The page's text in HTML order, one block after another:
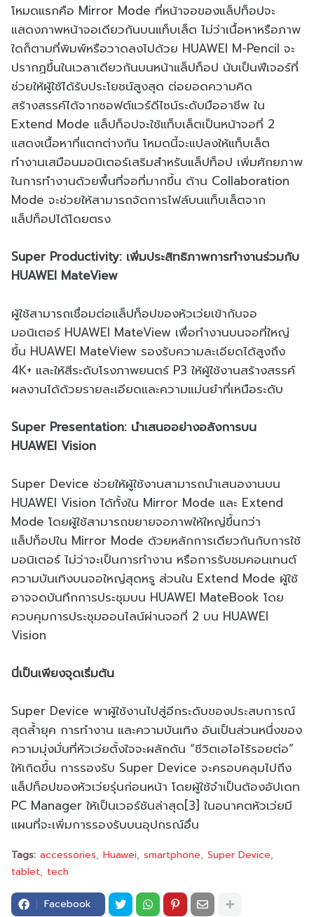
โหมดแรกคือ Mirror Mode ที่หน้าจอของแล็ปท็อปจะ
แสดงภาพหน้าจอเดียวกันบนแท็บเล็ต ไม่ว่าเนื้อหาหรือภาพ
ใดก็ตามที่พิมพ์หรือวาดลงไปด้วย HUAWEI M-Pencil จะ
ปรากฏขึ้นในเวลาเดียวกันบนหน้าแล็ปท็อป นับเป็นฟีเจอร์ที่
ช่วยให้ผู้ใช้ได้รับประโยชน์สูงสุด ต่อยอดความคิด
สร้างสรรค์ได้จากซอฟต์แวร์ดีไซน์ระดับมืออาชีพ ใน
Extend Mode แล็ปท็อปจะใช้แท็บเล็ตเป็นหน้าจอที่ 2
แสดงเนื้อหาที่แตกต่างกัน โหมดนี้จะแปลงให้แท็บเล็ต
ทำงานเสมือนมอนิเตอร์เสริมสำหรับแล็ปท็อป เพิ่มศักยภาพ
ในการทำงานด้วยพื้นที่จอที่มากขึ้น ด้าน Collaboration
Mode จะช่วยให้สามารถจัดการไฟล์บนแท็บเล็ตจาก
แล็ปท็อปได้โดยตรง
Super Productivity: เพิ่มประสิทธิภาพการทำงานร่วมกับ
HUAWEI MateView
ผู้ใช้สามารถเชื่อมต่อแล็ปท็อปของหัวเว่ยเข้ากับจอ
มอนิเตอร์ HUAWEI MateView เพื่อทำงานบนจอที่ใหญ่
ขึ้น HUAWEI MateView รองรับความละเอียดได้สูงถึง
4K+ และให้สีระดับโรงภาพยนตร์ P3 ให้ผู้ใช้งานสร้างสรรค์
ผลงานได้ด้วยรายละเอียดและความแม่นยำที่เหนือระดับ
Super Presentation: นำเสนออย่างอลังการบน
HUAWEI Vision
Super Device ช่วยให้ผู้ใช้งานสามารถนำเสนองานบน
HUAWEI Vision ได้ทั้งใน Mirror Mode และ Extend
Mode โดยผู้ใช้สามารถขยายจอภาพให้ใหญ่ขึ้นกว่า
แล็ปท็อปใน Mirror Mode ด้วยหลักการเดียวกันกับการใช้
มอนิเตอร์ ไม่ว่าจะเป็นการทำงาน หรือการรับชมคอนเทนต์
ความบันเทิงบนจอใหญ่สุดหรู ส่วนใน Extend Mode ผู้ใช้
อาจจดบันทึกการประชุมบน HUAWEI MateBook โดย
ควบคุมการประชุมออนไลน์ผ่านจอที่ 2 บน HUAWEI
Vision
นี่เป็นเพียงจุดเริ่มต้น
Super Device พาผู้ใช้งานไปสู่อีกระดับของประสบการณ์
สุดล้ำยุค การทำงาน และความบันเทิง อันเป็นส่วนหนึ่งของ
ความมุ่งมั่นที่หัวเว่ยตั้งใจจะผลักดัน “ชีวิตเอไอไร้รอยต่อ”
ให้เกิดขึ้น การรองรับ Super Device จะครอบคลุมไปถึง
แล็ปท็อปของหัวเว่ยรุ่นก่อนหน้า โดยผู้ใช้จำเป็นต้องอัปเดท
PC Manager ให้เป็นเวอร์ชันล่าสุด[3] ในอนาคตหัวเว่ยมี
แผนที่จะเพิ่มการรองรับบนอุปกรณ์อื่น
Tags: accessories Huawei smartphone Super Device
tablet tech
Facebook